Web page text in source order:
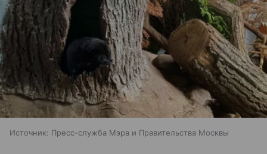
Источник: Пресс-служба Мэра и Правительства Москвы